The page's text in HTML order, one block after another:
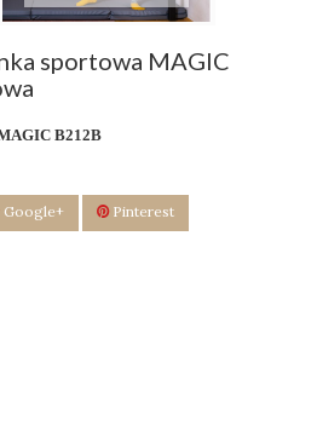
sportowa MAGIC
B212B
Google+ Pinterest